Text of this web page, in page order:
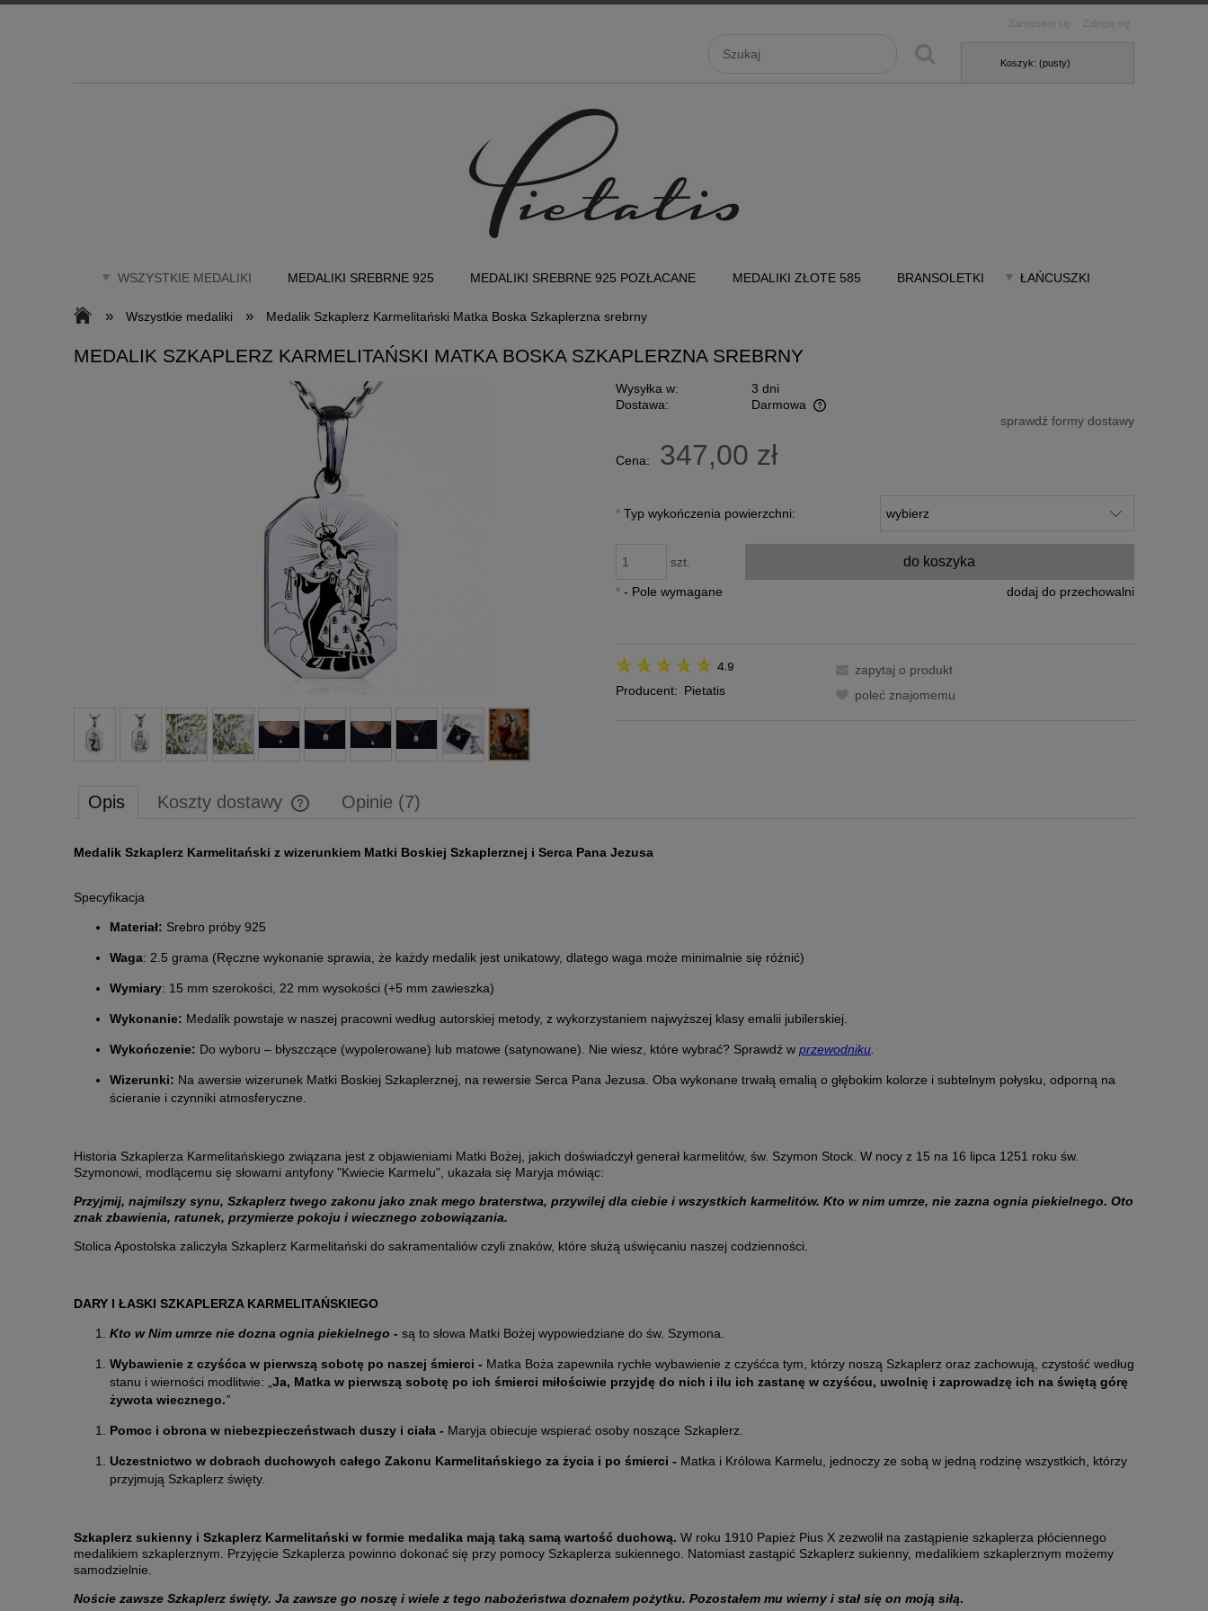
Zarejestruj się Zaloguj się
Koszyk: (pusty)
WSZYSTKIE MEDALIKI MEDALIKI SREBRNE 925 MEDALIKI SREBRNE 925 POZŁACANE MEDALIKI ZŁOTE 585 BRANSOLETKI ŁAŃCUSZKI
» Wszystkie medaliki » Medalik Szkaplerz Karmelitański Matka Boska Szkaplerzna srebrny
MEDALIK SZKAPLERZ KARMELITAŃSKI MATKA BOSKA SZKAPLERZNA SREBRNY
Wysyłka w:
3 dni
Dostawa:
Darmowa
Cena nie zawiera ewentualnych kosztów
płatności
sprawdź formy dostawy
Cena: 347,00 zł
*Typ wykończenia powierzchni:
szt. do koszyka
dodaj do przechowalni
*- Pole wymagane
4.9
Producent: Pietatis
zapytaj o produkt
poleć znajomemu
Opis Koszty dostawy
Cena nie zawiera ewentualnych kosztów
Opinie (7)
Medalik Szkaplerz Karmelitański z wizerunkiem Matki Boskiej Szkaplerznej i Serca Pana Jezusa
Specyfikacja
Materiał: Srebro próby 925
Waga: 2.5 grama (Ręczne wykonanie sprawia, że każdy medalik jest unikatowy, dlatego waga może minimalnie się różnić)
Wymiary: 15 mm szerokości, 22 mm wysokości (+5 mm zawieszka)
Wykonanie: Medalik powstaje w naszej pracowni według autorskiej metody, z wykorzystaniem najwyższej klasy emalii jubilerskiej.
Wykończenie: Do wyboru – błyszczące (wypolerowane) lub matowe (satynowane). Nie wiesz, które wybrać? Sprawdź w przewodniku
Wizerunki: Na awersie wizerunek Matki Boskiej Szkaplerznej, na rewersie Serca Pana Jezusa. Oba wykonane trwałą emalią o głębokim kolorze i subtelnym połysku, odporną na
ścieranie i czynniki atmosferyczne.
Historia Szkaplerza Karmelitańskiego związana jest z objawieniami Matki Bożej, jakich doświadczył generał karmelitów, św. Szymon Stock. W nocy z 15 na 16 lipca 1251 roku św.
Szymonowi, modlącemu się słowami antyfony "Kwiecie Karmelu", ukazała się Maryja mówiąc:
Przyjmij, najmilszy synu, Szkaplerz twego zakonu jako znak mego braterstwa, przywilej dla ciebie i wszystkich karmelitów. Kto w nim umrze, nie zazna ognia piekielnego. Oto
znak zbawienia, ratunek, przymierze pokoju i wiecznego zobowiązania.
Stolica Apostolska zaliczyła Szkaplerz Karmelitański do sakramentaliów czyli znaków, które służą uświęcaniu naszej codzienności.
DARY I ŁASKI SZKAPLERZA KARMELITAŃSKIEGO
Kto w Nim umrze nie dozna ognia piekielnego - są to słowa Matki Bożej wypowiedziane do św. Szymona.
Wybawienie z czyśćca w pierwszą sobotę po naszej śmierci - Matka Boża zapewniła rychłe wybawienie z czyśćca tym, którzy noszą Szkaplerz oraz zachowują, czystość według
stanu i wierności modlitwie:
Ja, Matka w pierwszą sobotę po ich śmierci miłościwie przyjdę do nich i ilu ich zastanę w czyśćcu, uwolnię i zaprowadzę ich na świętą górę
żywota wiecznego.”
Pomoc i obrona w niebezpieczeństwach duszy i ciała - Maryja obiecuje wspierać osoby noszące Szkaplerz.
Uczestnictwo w dobrach duchowych całego Zakonu Karmelitańskiego za życia i po śmierci - Matka i Królowa Karmelu, jednoczy ze sobą w jedną rodzinę wszystkich, którzy
przyjmują Szkaplerz święty.
Szkaplerz sukienny i Szkaplerz Karmelitański w formie medalika mają taką samą wartość duchową. W roku 1910 Papież Pius X zezwolił na zastąpienie szkaplerza płóciennego
medalikiem szkaplerznym. Przyjęcie Szkaplerza powinno dokonać się przy pomocy Szkaplerza sukiennego. Natomiast zastąpić Szkaplerz sukienny, medalikiem szkaplerznym możemy
samodzielnie.
Noście zawsze Szkaplerz święty. Ja zawsze go noszę i wiele z tego nabożeństwa doznałem pożytku. Pozostałem mu wierny i stał się on moją siłą.